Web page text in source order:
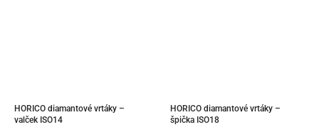
HORICO diamantové vrtáky –
valček ISO14
HORICO diamantové vrtáky –
špička ISO18